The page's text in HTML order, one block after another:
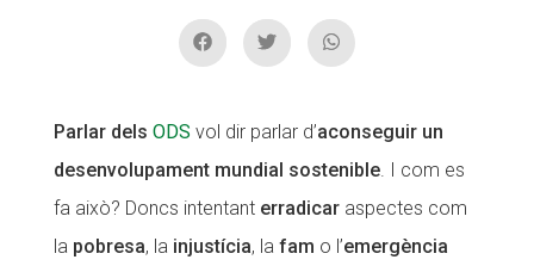
Parlar dels ODS vol dir parlar d’aconseguir un
desenvolupament mundial sostenible. I com es
fa això? Doncs intentant erradicaraspectes com
la pobresa, la injustícia, la fam o l’emergència
CONEIX FUNDESPLAI
La Fundació